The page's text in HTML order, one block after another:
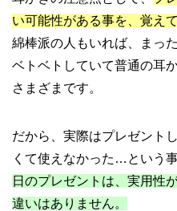
い可能性がある事を、覚え
綿棒派の人もいれば、まっ
ベトベトしていて普通の耳
さまざまです。
だから、実際はプレゼント
くて使えなかった…という
日のプレゼントは、実用性
違いはありません。